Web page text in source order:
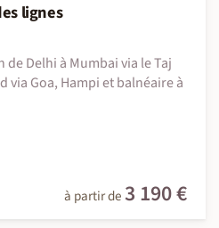
lignes
Delhi à Mumbai via le Taj
via Goa, Hampi et balnéaire à
à partir de 3 190 €